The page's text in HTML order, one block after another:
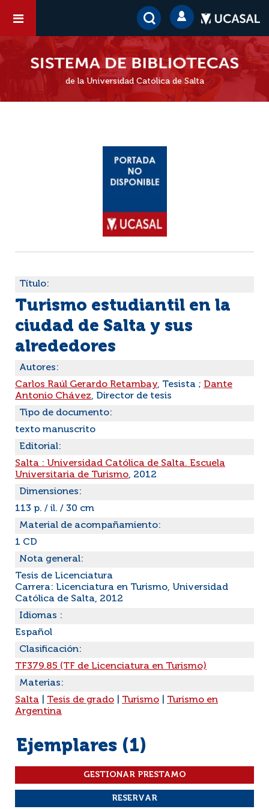
de la Universidad Católica de Salta
Título:
Turismo estudiantil en la
ciudad de Salta y sus
alrededores
Autores:
Carlos Raúl Gerardo Retambay, Tesista ; Dante
Antonio Chávez, Director de tesis
Tipo de documento:
texto manuscrito
Editorial:
Salta : Universidad Católica de Salta. Escuela
Universitaria de Turismo, 2012
Dimensiones:
113 p. / il. / 30 cm
Material de acompañamiento:
1 CD
Nota general:
Tesis de Licenciatura
Carrera: Licenciatura en Turismo, Universidad
Católica de Salta, 2012
Idiomas :
Español
Clasificación:
TF379.85 (TF de Licenciatura en Turismo)
Materias:
Salta
Tesis de grado Turismo
Turismo en
Argentina
Ejemplares (1)